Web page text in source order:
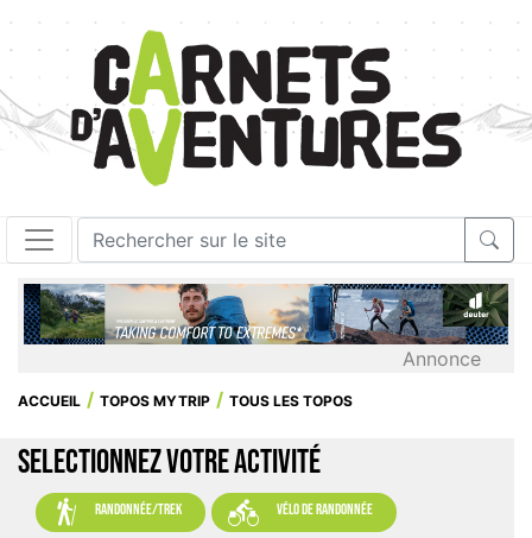
Annonce
ACCUEIL TOPOS MYTRIP TOUS LES TOPOS
SELECTIONNEZ VOTRE ACTIVITÉ
 randonnée/trek  vélo de randonnée